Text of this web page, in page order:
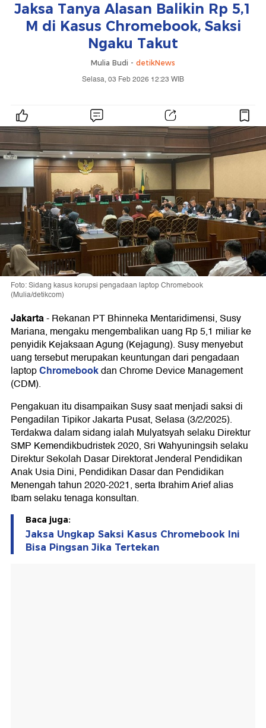
Jaksa Tanya Alasan Balikin Rp 5,1
M di Kasus Chromebook, Saksi
Ngaku Takut
Mulia Budi - detikNews
Selasa, 03 Feb 2026 12:23 WIB
Foto: Sidang kasus korupsi pengadaan laptop Chromebook
(Mulia/detikcom)
Jakarta-Rekanan PT Bhinneka Mentaridimensi, Susy
Mariana, mengaku mengembalikan uang Rp 5,1 miliar ke
penyidik Kejaksaan Agung (Kejagung). Susy menyebut
uang tersebut merupakan keuntungan dari pengadaan
laptopChromebookdan Chrome Device Management
(CDM).
Pengakuan itu disampaikan Susy saat menjadi saksi di
Pengadilan Tipikor Jakarta Pusat, Selasa (3/2/2025).
Terdakwa dalam sidang ialah Mulyatsyah selaku Direktur
SMP Kemendikbudristek 2020, Sri Wahyuningsih selaku
Direktur Sekolah Dasar Direktorat Jenderal Pendidikan
Anak Usia Dini, Pendidikan Dasar dan Pendidikan
Menengah tahun 2020-2021, serta Ibrahim Arief alias
Ibam selaku tenaga konsultan.
Baca juga:
Jaksa Ungkap Saksi Kasus Chromebook Ini
Bisa Pingsan Jika Tertekan